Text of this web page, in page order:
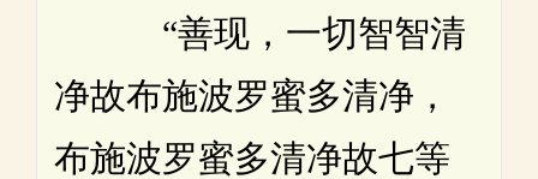
“善现，一切智智清
净故布施波罗蜜多清净，
布施波罗蜜多清净故七等